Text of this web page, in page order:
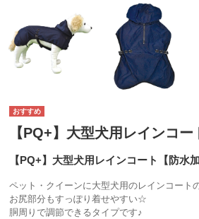
【PQ+】大型犬用レインコー
【PQ+】大型犬用レインコート【防水加
ペット・クイーンに大型犬用のレインコート
お尻部分もすっぽり着せやすい☆
胴周りで調節できるタイプです♪